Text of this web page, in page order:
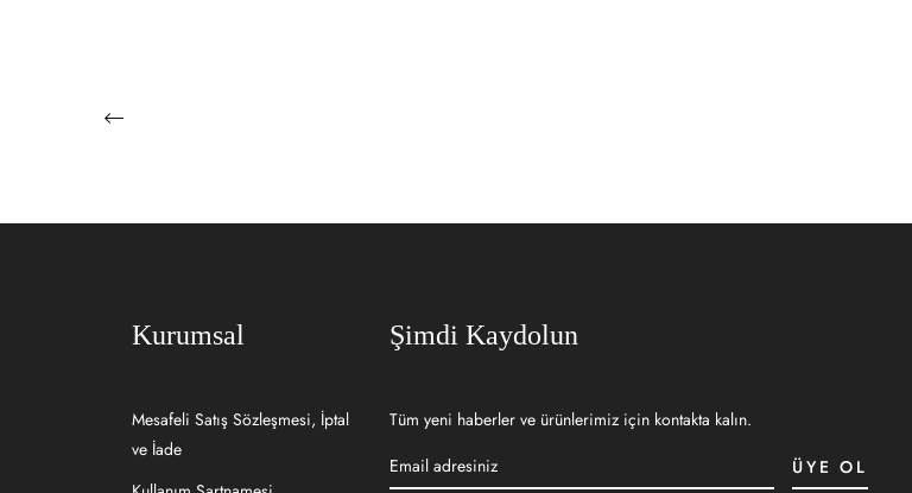
Kurumsal
Mesafeli Satış Sözleşmesi, İptal
ve İade
Şimdi Kaydolun
Tüm yeni haberler ve ürünlerimiz için kontakta kalın.
ÜYE OL